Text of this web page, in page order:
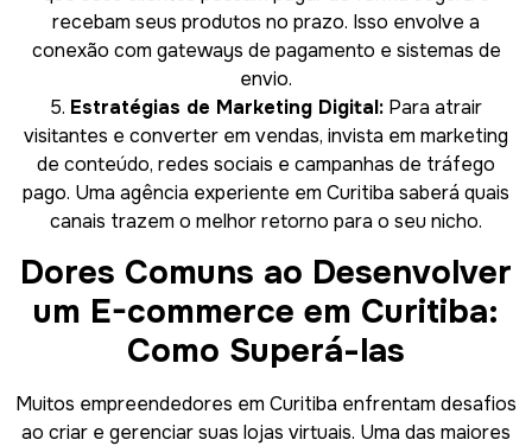
recebam seus produtos no prazo. Isso envolve a
conexão com gateways de pagamento e sistemas de
envio.
5. Estratégias de Marketing Digital: Para atrair
visitantes e converter em vendas, invista em marketing
de conteúdo, redes sociais e campanhas de tráfego
pago. Uma agência experiente em Curitiba saberá quais
canais trazem o melhor retorno para o seu nicho.
Dores Comuns ao Desenvolver
um E-commerce em Curitiba:
Como Superá-las
Muitos empreendedores em Curitiba enfrentam desafios
ao criar e gerenciar suas lojas virtuais. Uma das maiores